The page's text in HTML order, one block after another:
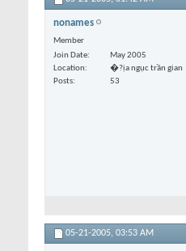
nonames
Member
Join Date
May 2005
Location
�?ịa ngục trần gian
Posts
53
05-21-2005, 03:53 AM